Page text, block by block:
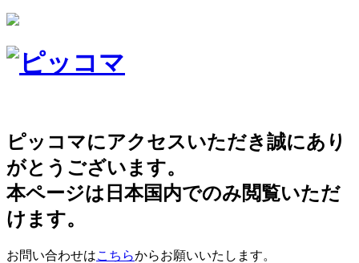
ピッコマにアクセスいただき誠にあり
がとうございます。
本ページは日本国内でのみ閲覧いただ
けます。
お問い合わせはこちらからお願いいたします。